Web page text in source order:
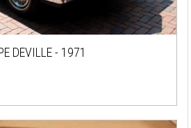
DEVILLE - 1971